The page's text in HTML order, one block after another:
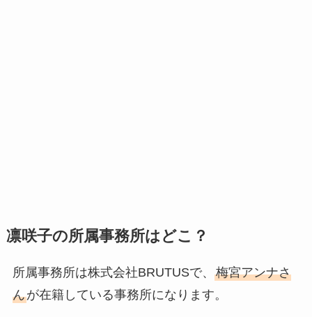
凛咲子の所属事務所はどこ？
所属事務所は株式会社BRUTUSで、 梅宮アンナさ
んが在籍している事務所になります。